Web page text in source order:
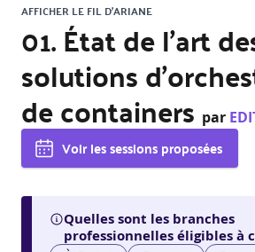
AFFICHER LE FIL D'ARIANE
01. État de l’art
solutions
de containers par
Voir les sessions proposées
Quelles sont les branches
professionnelles éligibles à